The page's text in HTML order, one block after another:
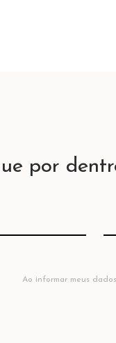
por
Ao informar meus